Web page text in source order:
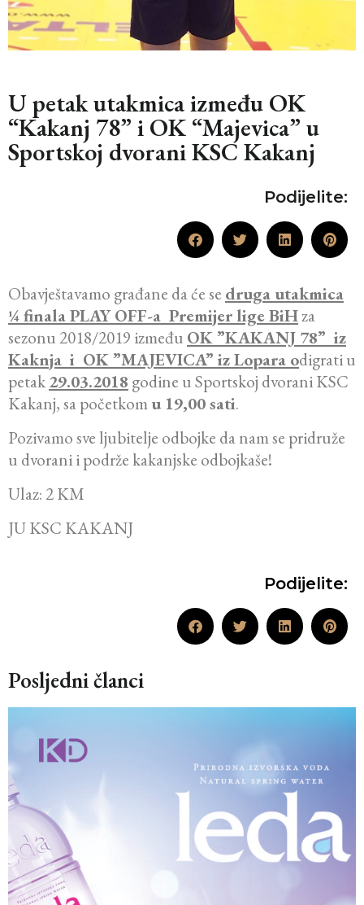
U petak utakmica između OK
“Kakanj 78” i OK “Majevica” u
Sportskoj dvorani KSC Kakanj
Podijelite:
Obavještavamo građane da će se druga utakmica
¼ finala PLAY OFF-a Premijer lige BiHza
sezonu 2018/2019 između OK ”KAKANJ 78” iz
Kaknja i OK ”MAJEVICA” iz Lopara odigrati u
petak29.03.2018 godine u Sportskoj dvorani KSC
Kakanj, sa početkomu 19,00 sati.
Pozivamo sve ljubitelje odbojke da nam se pridruže
u dvorani i podrže kakanjske odbojkaše!
Ulaz: 2 KM
JU KSC KAKANJ
Podijelite:
Posljedni članci